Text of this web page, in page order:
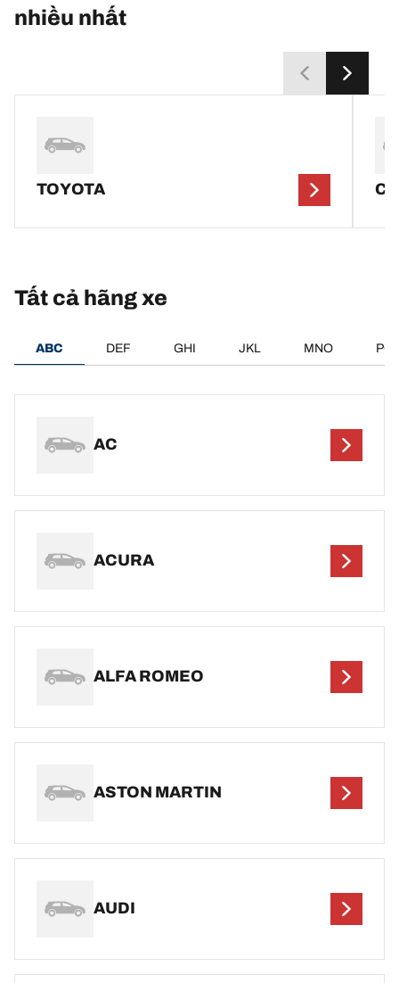
nhiều nhất
TOYOTA
Tất cả hãng xe
ABC DEF GHI JKL MNO
AC
ACURA
ALFA ROMEO
ASTON MARTIN
AUDI